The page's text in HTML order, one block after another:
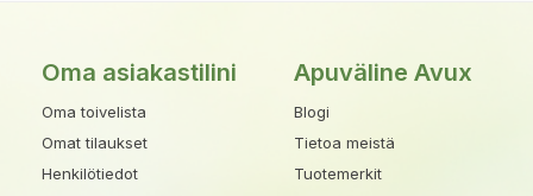
Oma asiakastilini
Oma toivelista
Omat tilaukset
Henkilötiedot
Apuväline Avux
Blogi
Tietoa meistä
Tuotemerkit